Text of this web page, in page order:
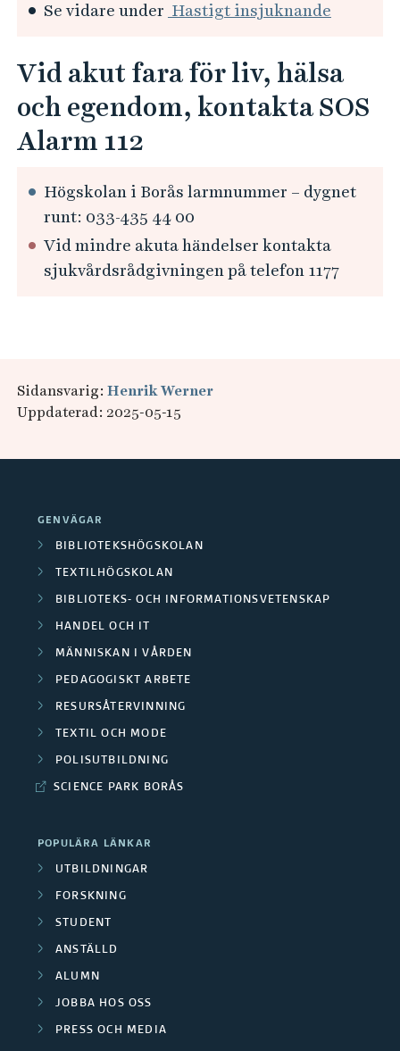
Se vidare under Hastigt insjuknande
Vid akut fara för liv, hälsa
och egendom, kontakta SOS
Alarm 112
Högskolan i Borås larmnummer – dygnet
runt: 033-435 44 00
Vid mindre akuta händelser kontakta
sjukvårdsrådgivningen på telefon 1177
Sidansvarig: Henrik Werner
Uppdaterad: 2025-05-15
GENVÄGAR
BIBLIOTEKSHÖGSKOLAN
TEXTILHÖGSKOLAN
BIBLIOTEKS- OCH INFORMATIONSVETENSKAP
HANDEL OCH IT
MÄNNISKAN I VÅRDEN
PEDAGOGISKT ARBETE
RESURSÅTERVINNING
TEXTIL OCH MODE
POLISUTBILDNING
SCIENCE PARK BORÅS
POPULÄRA LÄNKAR
UTBILDNINGAR
FORSKNING
STUDENT
ANSTÄLLD
ALUMN
JOBBA HOS OSS
PRESS OCH MEDIA